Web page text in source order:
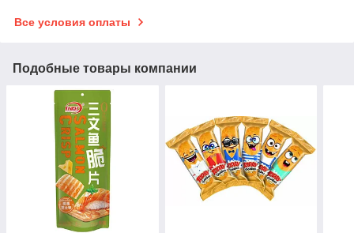
Все условия оплаты
Подобные товары компании